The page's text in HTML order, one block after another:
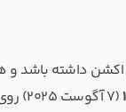
(۷ آگوست ۲۰۲۵) روی استیم منتشر شده و فعلاً خبری از نسخه کنسولی نیست.